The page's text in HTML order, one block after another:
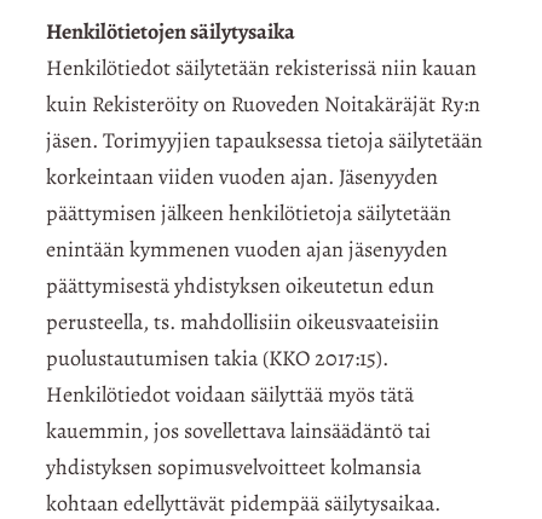
Henkilötietojen säilytysaika
Henkilötiedot säilytetään rekisterissä niin kauan
kuin Rekisteröity on Ruoveden Noitakäräjät Ry:n
jäsen. Torimyyjien tapauksessa tietoja säilytetään
korkeintaan viiden vuoden ajan. Jäsenyyden
päättymisen jälkeen henkilötietoja säilytetään
enintään kymmenen vuoden ajan jäsenyyden
päättymisestä yhdistyksen oikeutetun edun
perusteella, ts. mahdollisiin oikeusvaateisiin
puolustautumisen takia (KKO 2017:15).
Henkilötiedot voidaan säilyttää myös tätä
kauemmin, jos sovellettava lainsäädäntö tai
yhdistyksen sopimusvelvoitteet kolmansia
kohtaan edellyttävät pidempää säilytysaikaa.